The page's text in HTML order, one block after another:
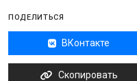
ПОДЕЛИТЬСЯ
ВКонтакте
Скопировать